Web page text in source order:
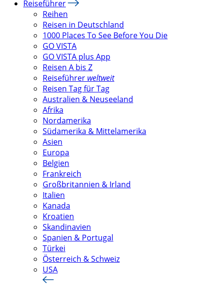
Reiseführer
Reihen
Reisen in Deutschland
1000 Places To See Before You Die
GO VISTA
GO VISTA plus App
Reisen A bis Z
Reiseführer weltweit
Reisen Tag für Tag
Australien & Neuseeland
Afrika
Nordamerika
Südamerika & Mittelamerika
Asien
Europa
Belgien
Frankreich
Großbritannien & Irland
Italien
Kanada
Kroatien
Skandinavien
Spanien & Portugal
Türkei
Österreich & Schweiz
USA